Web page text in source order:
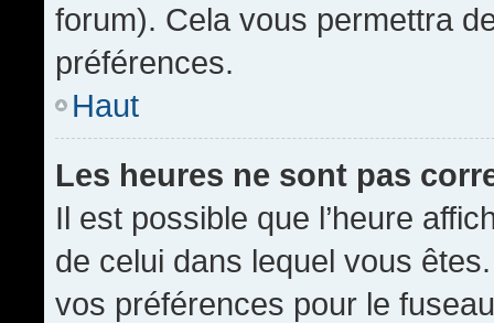
forum). Cela vous permettra
préférences.
Haut
Les heures ne sont pas
Il est possible que l’heure
de celui dans lequel vous
vos préférences pour le